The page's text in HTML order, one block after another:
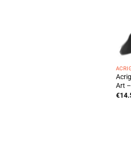
Art
€